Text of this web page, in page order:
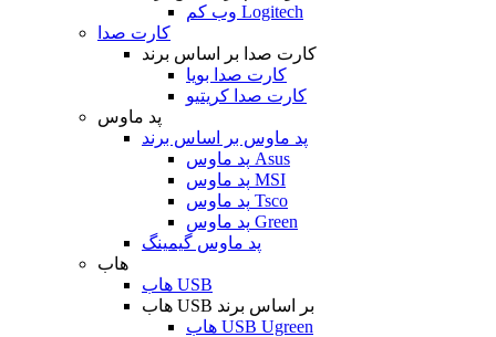
وب کم Logitech
کارت صدا
کارت صدا بر اساس برند
کارت صدا بویا
کارت صدا کریتیو
پد ماوس
پد ماوس بر اساس برند
پد ماوس Asus
پد ماوس MSI
پد ماوس Tsco
پد ماوس Green
پد ماوس گیمینگ
هاب
هاب USB
هاب USB بر اساس برند
هاب USB Ugreen